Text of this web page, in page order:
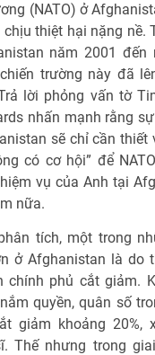
(NATO) ở
thiệt hại nặng nề.
năm 2001 đến
trường này đã
lời phỏng vấn tờ
nhấn mạnh rằng
sẽ chỉ cần thiết
có cơ hội” để
vụ của Anh tại
nữa.
tích, một trong
ở Afghanistan là do
chính phủ cắt giảm.
quyền, quân số
giảm khoảng 20%,
Thế nhưng trong